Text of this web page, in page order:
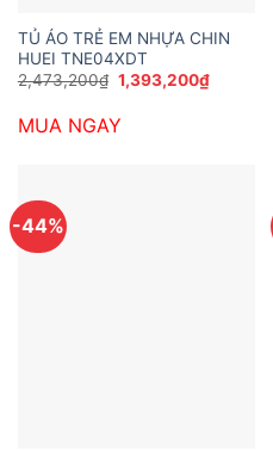
TỦ ÁO TRẺ EM NHỰA CHIN
HUEI TNE04XDT
2,473,200₫ Giá
gốc
2,473,200₫.
1,393,200₫Giá
hiện
MUA NGAY
-44%